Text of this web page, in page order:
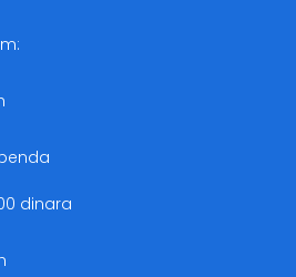
dinara